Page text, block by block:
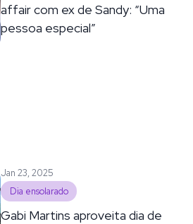
affair com ex de Sandy: “Uma
pessoa especial”
Jan 23, 2025
Dia ensolarado
Gabi Martins aproveita dia de